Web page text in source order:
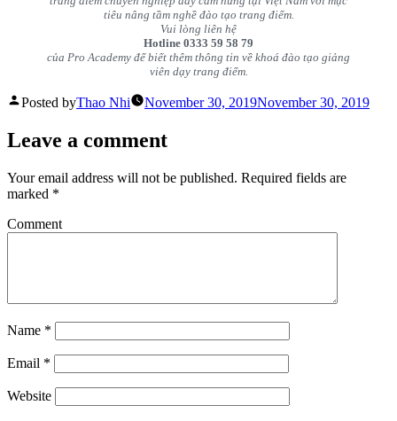
tiêu nâng tầm nghề đào tạo trang điểm.
Vui lòng liên hệ
Hotline 0333 59 58 79
của Pro Academy để biết thêm thông tin về khoá đào tạo giảng
viên dạy trang điểm.
Posted byThao Nhi November 30, 2019November 30, 2019
Leave a comment
Your email address will not be published. Required fields are
marked *
Comment
Name *
Email *
Website